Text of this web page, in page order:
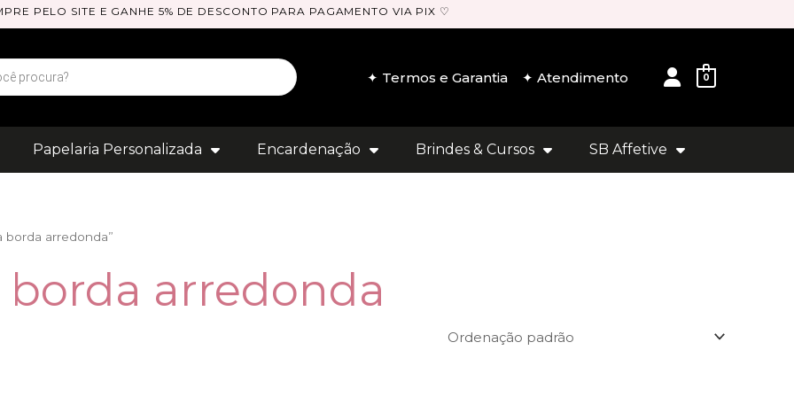
PELO SITE E GANHE 5% DE DESCONTO PARA PAGAMENTO VIA PIX ♡
✦ Termos e Garantia ✦ Atendimento User
0
Papelaria Personalizada Encardenação Brindes & Cursos SB Affetive
arredonda”
arredonda